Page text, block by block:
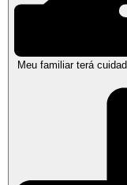
Meu familiar terá